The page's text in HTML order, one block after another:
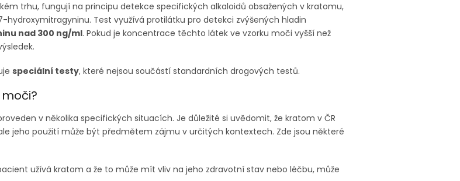
trhu, fungují na principu detekce specifických alkaloidů obsažených v kratomu,
Test využívá protilátku pro detekci zvýšených hladin
nad 300 ng/ml. Pokud je koncentrace těchto látek ve vzorku moči vyšší než
speciální testy, které nejsou součástí standardních drogových testů.
v několika specifických situacích. Je důležité si uvědomit, že kratom v ČR
jeho použití může být předmětem zájmu v určitých kontextech. Zde jsou některé
užívá kratom a že to může mít vliv na jeho zdravotní stav nebo léčbu, může